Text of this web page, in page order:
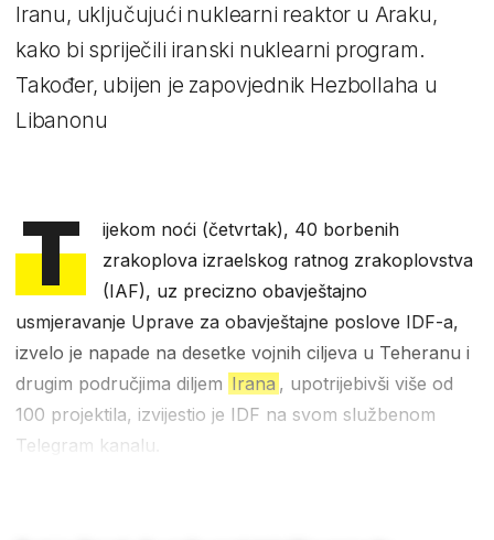
Iranu, uključujući nuklearni reaktor u Araku,
kako bi spriječili iranski nuklearni program.
Također, ubijen je zapovjednik Hezbollaha u
Libanonu
T
ijekom noći (četvrtak), 40 borbenih
zrakoplova izraelskog ratnog zrakoplovstva
(IAF), uz precizno obavještajno
usmjeravanje Uprave za obavještajne poslove IDF-a,
izvelo je napade na desetke vojnih ciljeva u Teheranu i
drugim područjima diljem Irana , upotrijebivši više od
100 projektila, izvijestio je IDF na svom službenom
Telegram kanalu.